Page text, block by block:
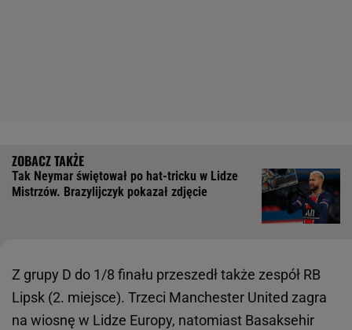
Tak Neymar świętował po hat-tricku w Lidze
Mistrzów. Brazylijczyk pokazał zdjęcie
Z grupy D do 1/8 finału przeszedł także zespół RB
Lipsk (2. miejsce). Trzeci Manchester United zagra
na wiosnę w Lidze Europy, natomiast Basaksehir